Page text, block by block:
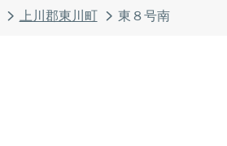
上川郡東川町 東８号南